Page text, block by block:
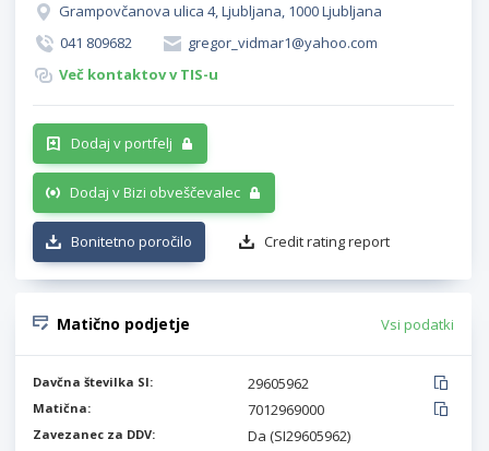
Grampovčanova ulica 4, Ljubljana, 1000 Ljubljana
041 809682
gregor_vidmar1@yahoo.com
Več kontaktov v TIS-u
Dodaj v portfelj
Dodaj v Bizi obveščevalec
Bonitetno poročilo Credit rating report
Matično podjetje Vsi podatki
Davčna številka SI: 29605962
Matična: 7012969000
Zavezanec za DDV: Da (SI29605962)